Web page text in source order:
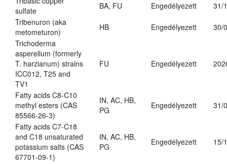
sulfate
BA, FU Engedélyezett
31/
Tribenuron (aka
metometuron)
HB Engedélyezett
30/
Trichoderma
asperellum (formerly
T. harzianum) strains
ICC012, T25 and
TV1
FU Engedélyezett
Fatty acids C8-C10
methyl esters (CAS
85566-26-3)
IN, AC, HB,
PG
Engedélyezett 31/
Fatty acids C7-C18
and C18 unsaturated
potassium salts (CAS
67701-09-1)
IN, AC, HB,
PG
Engedélyezett 15/